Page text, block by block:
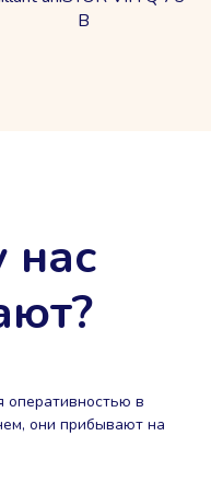
B
нас
оперативностью в
они прибывают на